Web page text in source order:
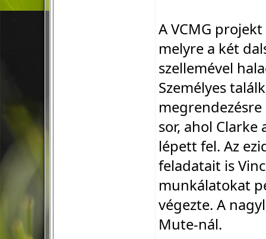
A VCMG
melyre a két
szellemével
Személyes
sor, ahol Clarke
lépett fel. Az
feladatait is
munkálatokat
végezte. A
Mute-nál.